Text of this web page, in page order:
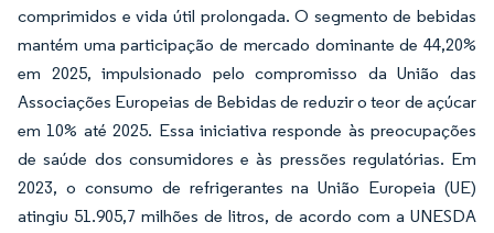
comprimidos e vida útil prolongada. O segmento de bebidas
mantém uma participação de mercado dominante de 44,20%
em 2025, impulsionado pelo compromisso da União das
Associações Europeias de Bebidas de reduzir o teor de açúcar
em 10% até 2025. Essa iniciativa responde às preocupações
de saúde dos consumidores e às pressões regulatórias. Em
2023, o consumo de refrigerantes na União Europeia (UE)
atingiu 51.905,7 milhões de litros, de acordo com a UNESDA